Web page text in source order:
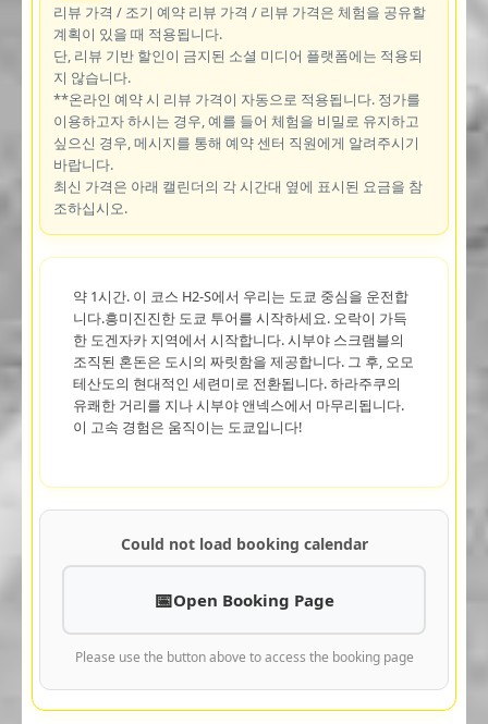
리뷰 가격 / 조기 예약 리뷰 가격 / 리뷰 가격은 체험을 공유할
계획이 있을 때 적용됩니다.
단, 리뷰 기반 할인이 금지된 소셜 미디어 플랫폼에는 적용되
지 않습니다.
**온라인 예약 시 리뷰 가격이 자동으로 적용됩니다. 정가를
이용하고자 하시는 경우, 예를 들어 체험을 비밀로 유지하고
싶으신 경우, 메시지를 통해 예약 센터 직원에게 알려주시기
바랍니다.
최신 가격은 아래 캘린더의 각 시간대 옆에 표시된 요금을 참
조하십시오.
약 1시간. 이 코스 H2-S에서 우리는 도쿄 중심을 운전합
니다.흥미진진한 도쿄 투어를 시작하세요. 오락이 가득
한 도겐자카 지역에서 시작합니다. 시부야 스크램블의
조직된 혼돈은 도시의 짜릿함을 제공합니다. 그 후, 오모
테산도의 현대적인 세련미로 전환됩니다. 하라주쿠의
유쾌한 거리를 지나 시부야 앤넥스에서 마무리됩니다.
이 고속 경험은 움직이는 도쿄입니다!
Could not load booking calendar
Open Booking Page
Please use the button above to access the booking page